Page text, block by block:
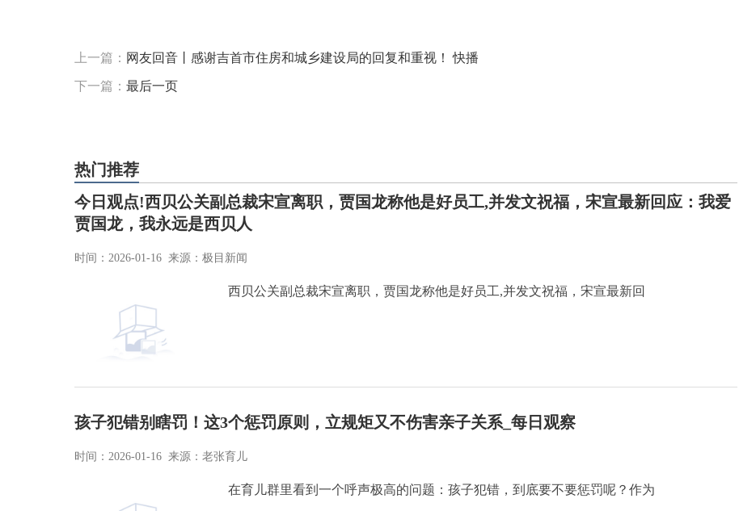
上一篇： 网友回音丨感谢吉首市住房和城乡建设局的回复和重视！ 快播
下一篇： 最后一页
热门推荐
今日观点!西贝公关副总裁宋宣离职，贾国龙称他是好员工,并发文祝福，宋宣最新回应：我爱
贾国龙，我永远是西贝人
时间：2026-01-16 来源：极目新闻
西贝公关副总裁宋宣离职，贾国龙称他是好员工,并发文祝福，宋宣最新回
孩子犯错别瞎罚！这3个惩罚原则，立规矩又不伤害亲子关系_每日观察
时间：2026-01-16 来源：老张育儿
在育儿群里看到一个呼声极高的问题：孩子犯错，到底要不要惩罚呢？作为